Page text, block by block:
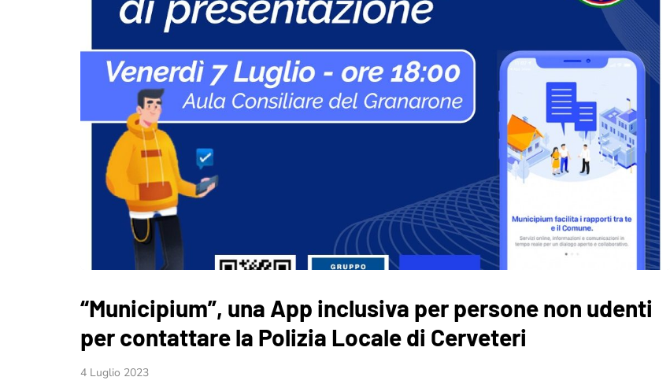
“Municipium”, una App inclusiva per persone non udenti
per contattare la Polizia Locale di Cerveteri
4 Luglio 2023